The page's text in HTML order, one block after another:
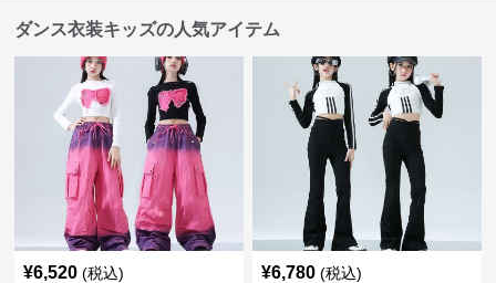
ダンス衣装キッズの人気アイテム
¥6,520 (税込) ¥6,780 (税込)